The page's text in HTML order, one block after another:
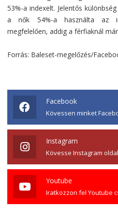
53%-a indexelt. Jelentős
a nők 54%-a használta az
megfelelően, addig a férfiaknál
Forrás: Baleset-megelőzés/
Facebook
Kövessen minket
Instagram
Kövesse Instagram
Youtube
Iratkozzon fel Youtube